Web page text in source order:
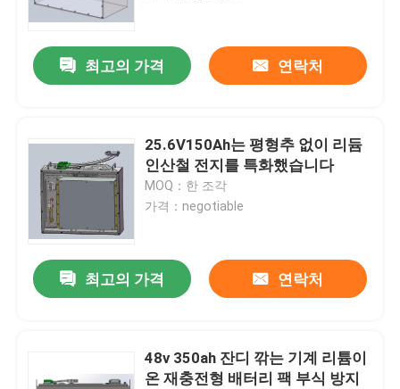
최고의 가격 연락처
25.6V150Ah는 평형추 없이 리듐
인산철 전지를 특화했습니다
MOQ：한 조각
가격：negotiable
최고의 가격 연락처
48v 350ah 잔디 깎는 기계 리튬이
온 재충전형 배터리 팩 부식 방지